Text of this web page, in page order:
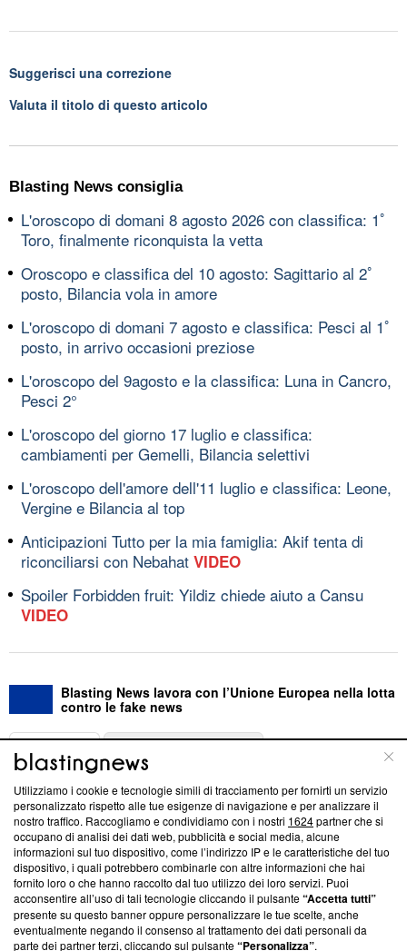
Suggerisci una correzione
Valuta il titolo di questo articolo
Blasting News consiglia
L'oroscopo di domani 8 agosto 2026 con classifica: 1ﾟ
Toro, finalmente riconquista la vetta
Oroscopo e classifica del 10 agosto: Sagittario al 2ﾟ
posto, Bilancia vola in amore
L'oroscopo di domani 7 agosto e classifica: Pesci al 1ﾟ
posto, in arrivo occasioni preziose
L'oroscopo del 9agosto e la classifica: Luna in Cancro,
Pesci 2°
L'oroscopo del giorno 17 luglio e classifica:
cambiamenti per Gemelli, Bilancia selettivi
L'oroscopo dell'amore dell'11 luglio e classifica: Leone,
Vergine e Bilancia al top
Anticipazioni Tutto per la mia famiglia: Akif tenta di
riconciliarsi con Nebahat VIDEO
Spoiler Forbidden fruit: Yildiz chiede aiuto a Cansu
VIDEO
Blasting News lavora con l’Unione Europea nella lotta
contro le fake news
ABOUT
Questa sezione offre informazioni trasparenti su Blasting
News, sui nostri processi editoriali e su come ci impegniamo a
creare news di qualità. Inoltre, afferma la nostra aderenza a
‘Trust Project - News with Integrity’Blasting News non è
ancora membro del programma, ma ha richiesto di farne
parte; Trust Project non ha ancora effettuato una verifica di
conformità agli standard.
Utilizziamo i cookie e tecnologie simili di tracciamento per fornirti un servizio
personalizzato rispetto alle tue esigenze di navigazione e per analizzare il
nostro traffico. Raccogliamo e condividiamo con i nostri 1624partner che si
occupano di analisi dei dati web, pubblicità e social media, alcune
informazioni sul tuo dispositivo, come l’indirizzo IP e le caratteristiche del tuo
dispositivo, i quali potrebbero combinarle con altre informazioni che hai
fornito loro o che hanno raccolto dal tuo utilizzo dei loro servizi. Puoi
acconsentire all’uso di tali tecnologie cliccando il pulsante“Accetta tutti”
presente su questo banner oppure personalizzare le tue scelte, anche
eventualmente negando il consenso al trattamento dei dati personali da
parte dei partner terzi, cliccando sul pulsante“Personalizza”.